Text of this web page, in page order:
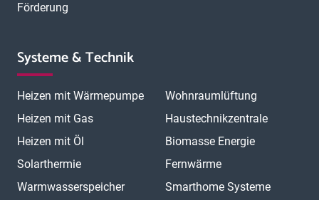
Förderung
Systeme & Technik
Heizen mit Wärmepumpe
Heizen mit Gas
Heizen mit Öl
Solarthermie
Warmwasserspeicher
Wohnraumlüftung
Haustechnikzentrale
Biomasse Energie
Fernwärme
Smarthome Systeme